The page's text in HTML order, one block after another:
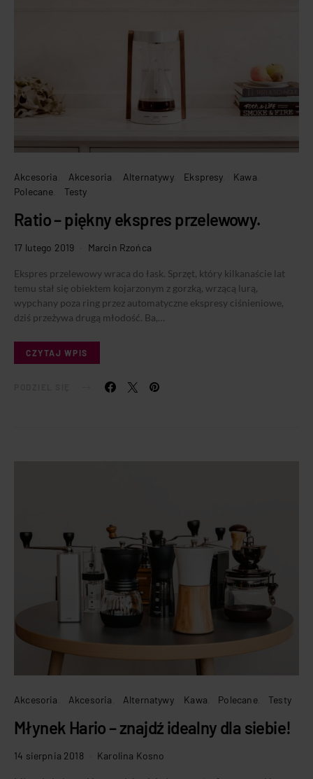
Akcesoria Akcesoria Alternatywy Ekspresy
Kawa
Polecane
Testy
Ratio – piękny ekspres przelewowy.
17 lutego 2019 Marcin Rzońca
Ekspres przelewowy wraca do łask. Sprzęt, który kilkanaście lat
temu stał się obiektem kojarzonym z gorzką, wrzącą lurą,
wypchany poza ring przez automatyczne ekspresy ciśnieniowe,
dziś przeżywa drugą młodość. Ba,…
CZYTAJ WPIS
Akcesoria Akcesoria Alternatywy Kawa Polecane Testy
Młynek Hario – znajdź idealny dla siebie!
14 sierpnia 2018 Karolina Kosno